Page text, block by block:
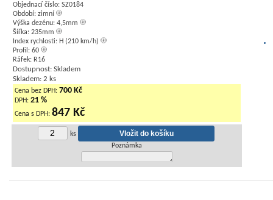
Objednací číslo: SZ0184
Období: zimní
Výška dezénu: 4,5mm
Šířka: 235mm
Index rychlosti: H (210 km/h)
Profil: 60
Ráfek: R16
Dostupnost: Skladem
Skladem: 2 ks
Cena bez DPH: 700 Kč
DPH: 21 %
Cena s DPH: 847 Kč
ks
Poznámka